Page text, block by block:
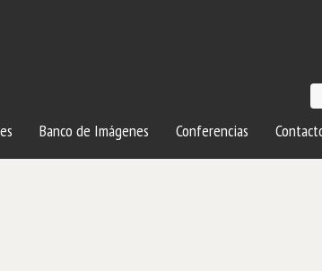
Banco de Imágenes Conferencias